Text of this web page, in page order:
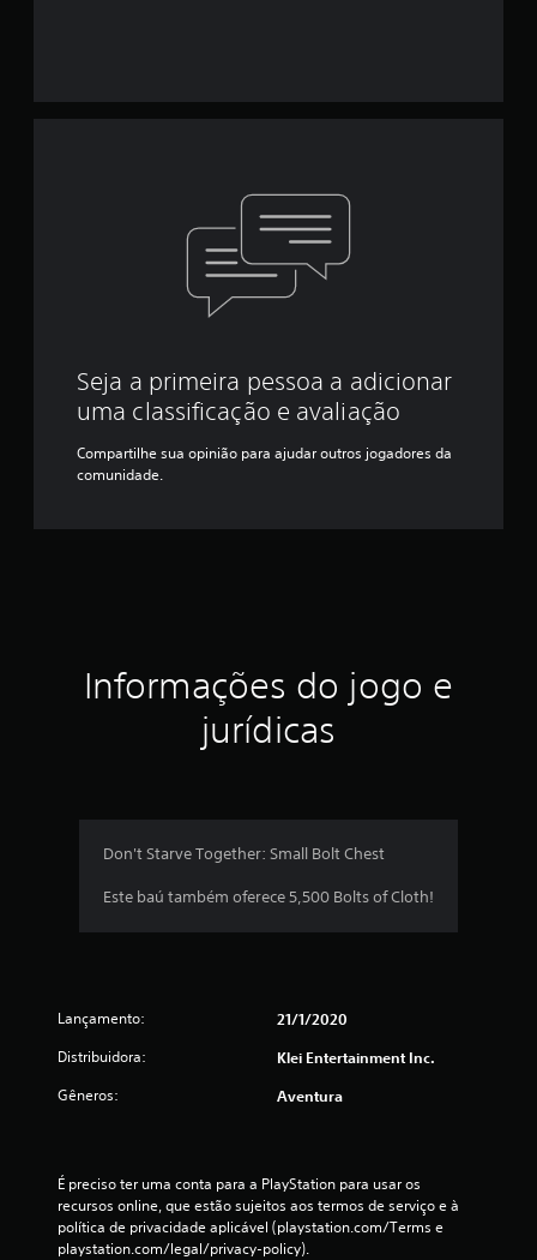
Seja a primeira pessoa a adicionar
uma classificação e avaliação
Compartilhe sua opinião para ajudar outros jogadores da
comunidade.
Informações do jogo e
jurídicas
Don't Starve Together: Small Bolt Chest
Este baú também oferece 5,500 Bolts of Cloth!
Lançamento: 21/1/2020
Distribuidora: Klei Entertainment Inc.
Gêneros: Aventura
É preciso ter uma conta para a PlayStation para usar os
recursos online, que estão sujeitos aos termos de serviço e à
política de privacidade aplicável (playstation.com/Terms e
playstation.com/legal/privacy-policy).